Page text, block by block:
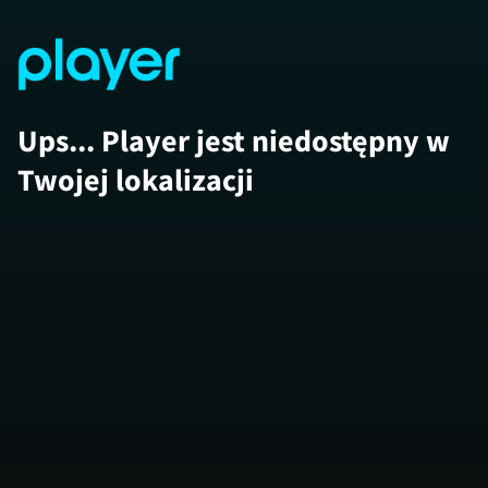
Ups... Player jest niedostępny w
Twojej lokalizacji